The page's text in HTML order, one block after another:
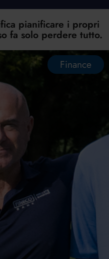
pianificare i propri
fa solo perdere tutto.
Finance